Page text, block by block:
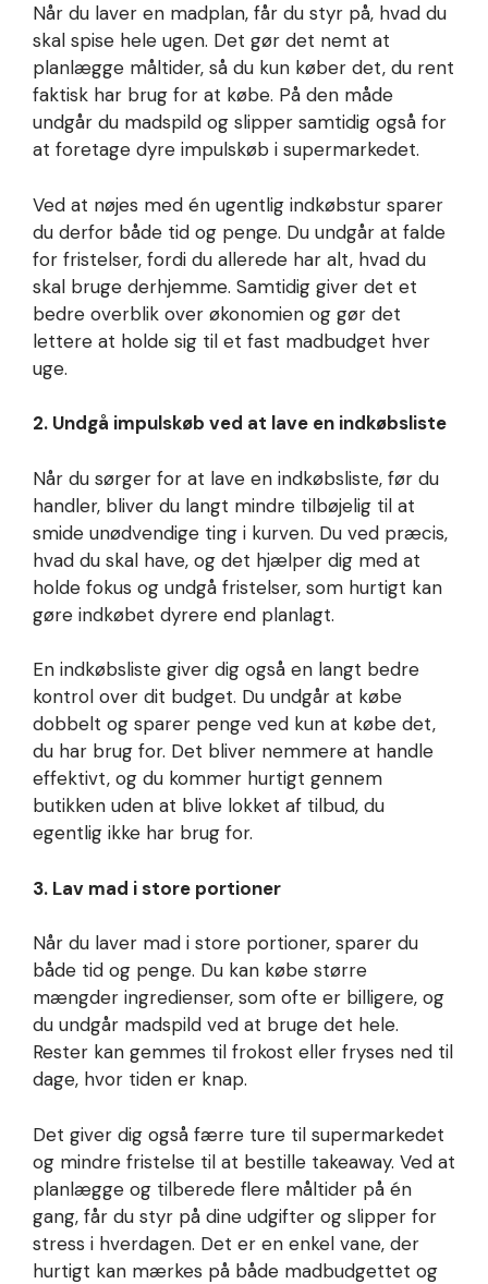
Når du laver en madplan, får du styr på, hvad du
skal spise hele ugen. Det gør det nemt at
planlægge måltider, så du kun køber det, du rent
faktisk har brug for at købe. På den måde
undgår du madspild og slipper samtidig også for
at foretage dyre impulskøb i supermarkedet.
Ved at nøjes med én ugentlig indkøbstur sparer
du derfor både tid og penge. Du undgår at falde
for fristelser, fordi du allerede har alt, hvad du
skal bruge derhjemme. Samtidig giver det et
bedre overblik over økonomien og gør det
lettere at holde sig til et fast madbudget hver
uge.
2. Undgå impulskøb ved at lave en indkøbsliste
Når du sørger for at lave en indkøbsliste, før du
handler, bliver du langt mindre tilbøjelig til at
smide unødvendige ting i kurven. Du ved præcis,
hvad du skal have, og det hjælper dig med at
holde fokus og undgå fristelser, som hurtigt kan
gøre indkøbet dyrere end planlagt.
En indkøbsliste giver dig også en langt bedre
kontrol over dit budget. Du undgår at købe
dobbelt og sparer penge ved kun at købe det,
du har brug for. Det bliver nemmere at handle
effektivt, og du kommer hurtigt gennem
butikken uden at blive lokket af tilbud, du
egentlig ikke har brug for.
3. Lav mad i store portioner
Når du laver mad i store portioner, sparer du
både tid og penge. Du kan købe større
mængder ingredienser, som ofte er billigere, og
du undgår madspild ved at bruge det hele.
Rester kan gemmes til frokost eller fryses ned til
dage, hvor tiden er knap.
Det giver dig også færre ture til supermarkedet
og mindre fristelse til at bestille takeaway. Ved at
planlægge og tilberede flere måltider på én
gang, får du styr på dine udgifter og slipper for
stress i hverdagen. Det er en enkel vane, der
hurtigt kan mærkes på både madbudgettet og